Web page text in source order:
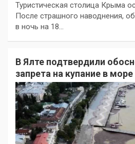
Туристическая столица Крыма
После страшного наводнения,
в ночь на 18…
В Ялте подтвердили
запрета на купание в море